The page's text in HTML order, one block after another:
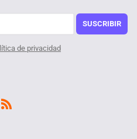
Querían superar Halo 3 de la forma más difícil posible, y lo consiguieron logrando además un récord que se antoja imposible hasta para los más hábiles
SUSCRIBIR
de privacidad